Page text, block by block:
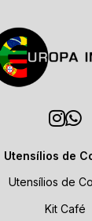
Utensílios de
Utensílios de
Kit Café